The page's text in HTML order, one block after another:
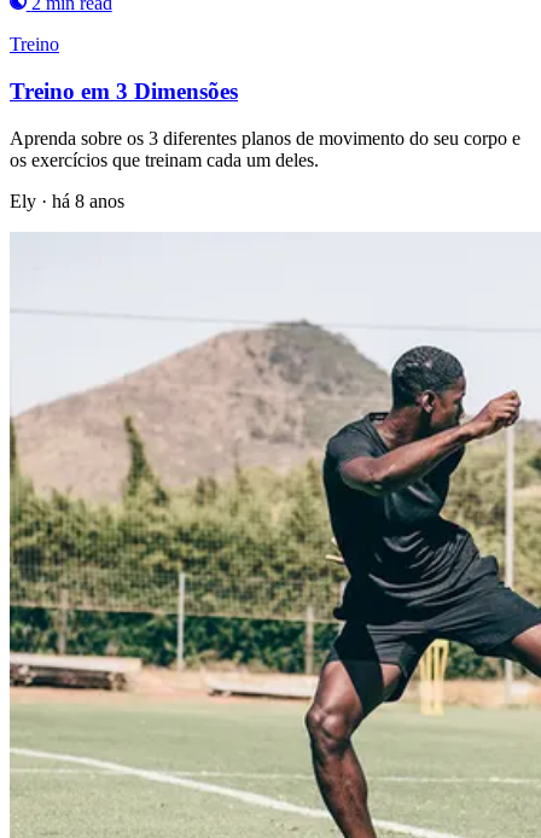
Treino
Treino em 3 Dimensões
Aprenda sobre os 3 diferentes planos de movimento do seu corpo e
os exercícios que treinam cada um deles.
Ely · há 8 anos